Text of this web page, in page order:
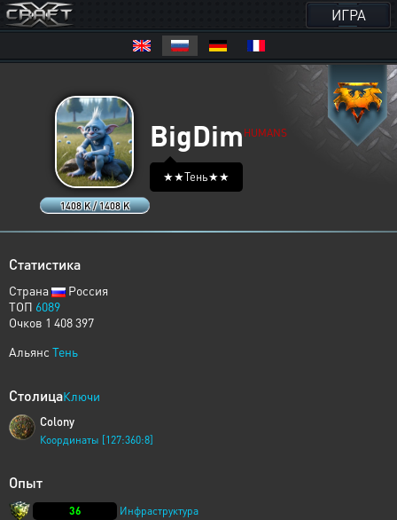
ИГРА
1408 K / 1408 K
BigDim HUMANS
★★Тень★★
Статистика
Страна
Россия
ТОП 6089
Очков 1 408 397
Альянс Тень
СтолицаКлючи
Colony
Координаты [127:360:8]
Опыт
36
Инфраструктура